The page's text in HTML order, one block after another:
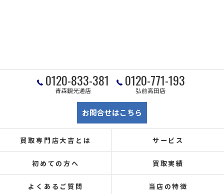
0120-833-381
青森観光通店
0120-771-193
弘前高田店
お問合せはこちら
買取専門店大吉とは サービス
初めての方へ 買取実績
よくあるご質問 当店の特徴